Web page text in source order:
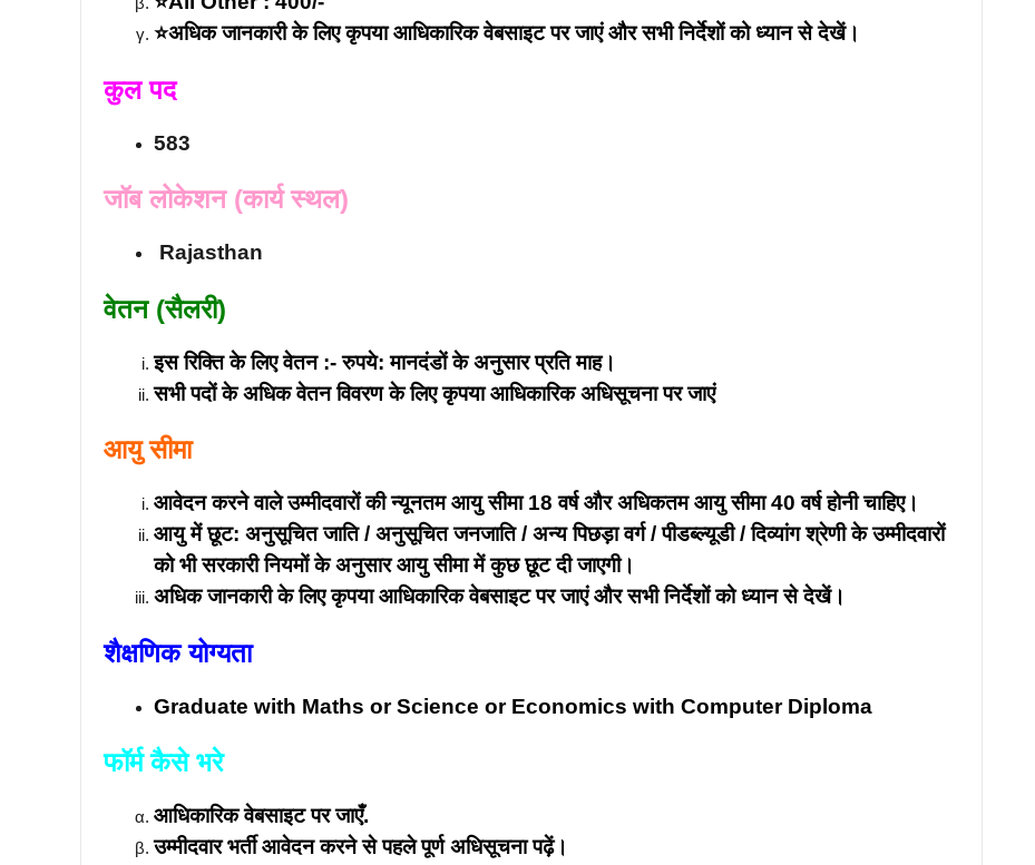
⭐अधिक जानकारी के लिए कृपया आधिकारिक वेबसाइट पर जाएं और सभी निर्देशों को ध्यान से देखें।
कुल पद
583
जॉब लोकेशन (कार्य स्थल)
Rajasthan
वेतन (सैलरी)
इस रिक्ति के लिए वेतन :- रुपये: मानदंडों के अनुसार प्रति माह।
सभी पदों के अधिक वेतन विवरण के लिए कृपया आधिकारिक अधिसूचना पर जाएं
आयु सीमा
आवेदन करने वाले उम्मीदवारों की न्यूनतम आयु सीमा 18 वर्ष और अधिकतम आयु सीमा 40 वर्ष होनी चाहिए।
आयु में छूट: अनुसूचित जाति / अनुसूचित जनजाति / अन्य पिछड़ा वर्ग / पीडब्ल्यूडी / दिव्यांग श्रेणी के उम्मीदवारों
को भी सरकारी नियमों के अनुसार आयु सीमा में कुछ छूट दी जाएगी।
अधिक जानकारी के लिए कृपया आधिकारिक वेबसाइट पर जाएं और सभी निर्देशों को ध्यान से देखें।
शैक्षणिक योग्यता
Graduate with Maths or Science or Economics with Computer Diploma
फॉर्म कैसे भरे
आधिकारिक वेबसाइट पर जाएँ.
उम्मीदवार भर्ती आवेदन करने से पहले पूर्ण अधिसूचना पढ़ें।